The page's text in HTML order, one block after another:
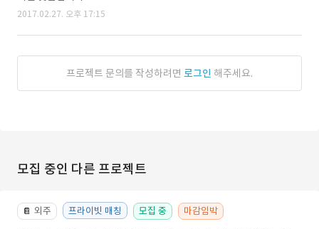
2017.02.27. 오후 17:15
프로젝트 문의를 작성하려면 로그인 해주세요.
모집 중인 다른 프로젝트
📔 외주 프라이빗 매칭 모집 중 마감임박